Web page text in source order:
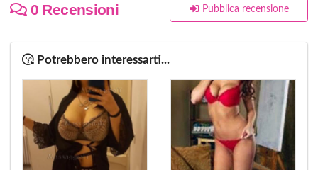
0 Recensioni Pubblica recensione
Potrebbero interessarti...